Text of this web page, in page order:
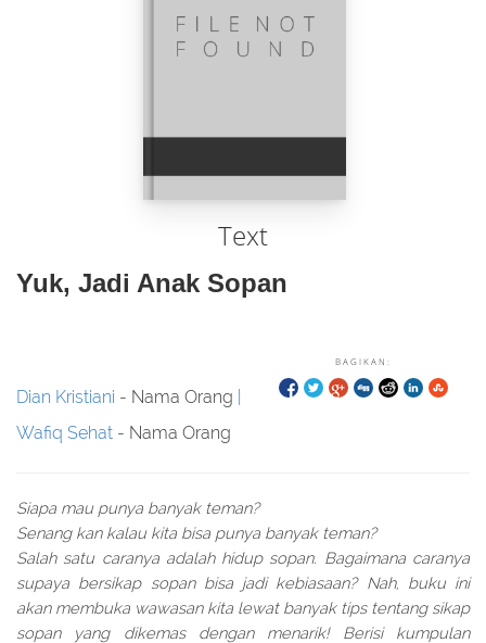
Text
Yuk, Jadi Anak Sopan
BAGIKAN:
Dian Kristiani - Nama Orang
Wafiq Sehat - Nama Orang
Siapa mau punya banyak teman?
Senang kan kalau kita bisa punya banyak teman?
Salah satu caranya adalah hidup sopan. Bagaimana caranya
supaya bersikap sopan bisa jadi kebiasaan? Nah, buku ini
akan membuka wawasan kita lewat banyak tips tentang sikap
sopan yang dikemas dengan menarik! Berisi kumpulan